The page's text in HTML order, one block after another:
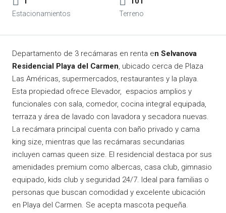
Departamento de 3 recámaras en renta en Selvanova
Residencial Playa del Carmen, ubicado cerca de Plaza
Las Américas, supermercados, restaurantes y la playa.
Esta propiedad ofrece Elevador, espacios amplios y
funcionales con sala, comedor, cocina integral equipada,
terraza y área de lavado con lavadora y secadora nuevas.
La recámara principal cuenta con baño privado y cama
king size, mientras que las recámaras secundarias
incluyen camas queen size. El residencial destaca por sus
amenidades premium como albercas, casa club, gimnasio
equipado, kids club y seguridad 24/7. Ideal para familias o
personas que buscan comodidad y excelente ubicación
en Playa del Carmen. Se acepta mascota pequeña.